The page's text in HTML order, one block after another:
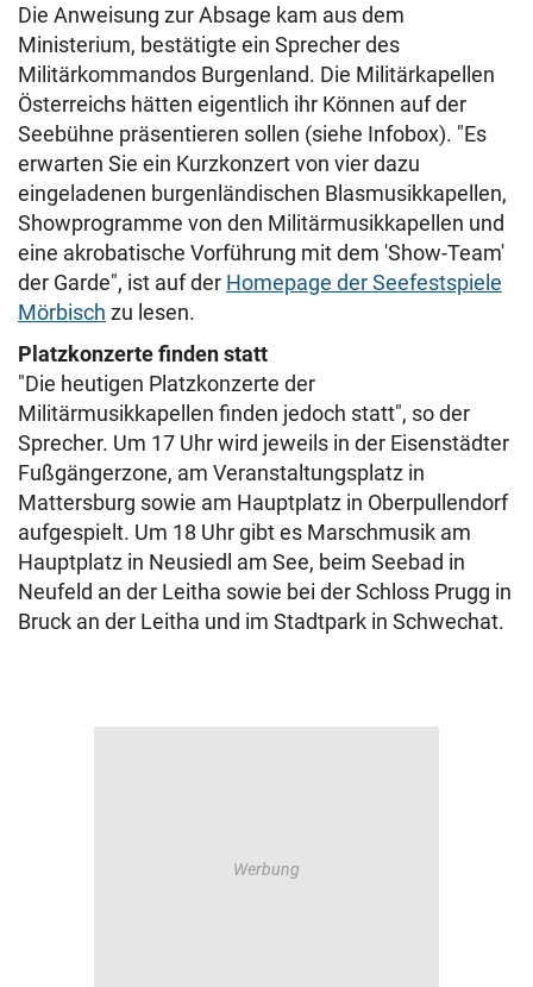
Die Anweisung zur Absage kam aus dem
Ministerium, bestätigte ein Sprecher des
Militärkommandos Burgenland. Die Militärkapellen
Österreichs hätten eigentlich ihr Können auf der
Seebühne präsentieren sollen (siehe Infobox). "Es
erwarten Sie ein Kurzkonzert von vier dazu
eingeladenen burgenländischen Blasmusikkapellen,
Showprogramme von den Militärmusikkapellen und
eine akrobatische Vorführung mit dem 'Show-Team'
der Garde", ist auf der Homepage der Seefestspiele
Mörbisch zu lesen.
Platzkonzerte finden statt
"Die heutigen Platzkonzerte der
Militärmusikkapellen finden jedoch statt", so der
Sprecher. Um 17 Uhr wird jeweils in der Eisenstädter
Fußgängerzone, am Veranstaltungsplatz in
Mattersburg sowie am Hauptplatz in Oberpullendorf
aufgespielt. Um 18 Uhr gibt es Marschmusik am
Hauptplatz in Neusiedl am See, beim Seebad in
Neufeld an der Leitha sowie bei der Schloss Prugg in
Bruck an der Leitha und im Stadtpark in Schwechat.